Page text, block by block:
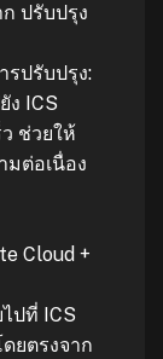
ปรับปรุง
ปรับปรุง:
ง ICS
ช่วยให้
ต่อเนื่อง
Cloud +
ปที่ ICS
ยตรงจาก